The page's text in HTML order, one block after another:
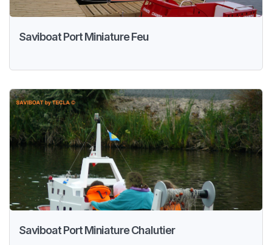
Saviboat Port Miniature Feu
Saviboat Port Miniature Chalutier